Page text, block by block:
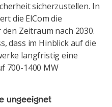
sicherzustellen. In
die ElCom die
Zeitraum nach 2030.
dass im Hinblick auf die
langfristig eine
700-1400 MW
ungeeignet